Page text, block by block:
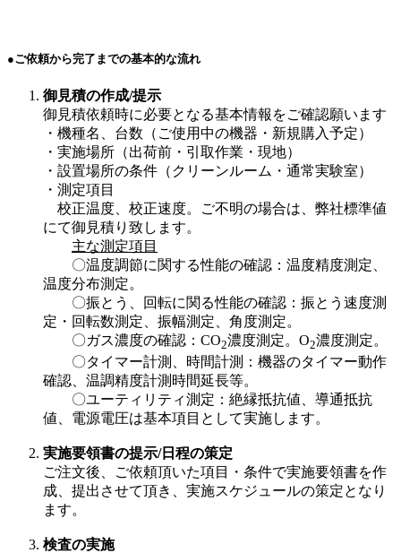
●ご依頼から完了までの基本的な流れ
御見積の作成/提示
御見積依頼時に必要となる基本情報をご確認願います
・機種名、台数（ご使用中の機器・新規購入予定）
・実施場所（出荷前・引取作業・現地）
・設置場所の条件（クリーンルーム・通常実験室）
・測定項目
校正温度、校正速度。ご不明の場合は、弊社標準値
にて御見積り致します。
主な測定項目
〇温度調節に関する性能の確認：温度精度測定、
温度分布測定。
〇振とう、回転に関る性能の確認：振とう速度測
定・回転数測定、振幅測定、角度測定。
〇ガス濃度の確認：CO2濃度測定。O2濃度測定。
〇タイマー計測、時間計測：機器のタイマー動作
確認、温調精度計測時間延長等。
〇ユーティリティ測定：絶縁抵抗値、導通抵抗
値、電源電圧は基本項目として実施します。
実施要領書の提示/日程の策定
ご注文後、ご依頼頂いた項目・条件で実施要領書を作
成、提出させて頂き、実施スケジュールの策定となり
ます。
検査の実施